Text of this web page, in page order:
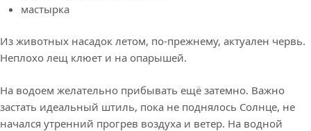
мастырка
Из животных насадок летом, по-прежнему, актуален червь.
Неплохо лещ клюет и на опарышей.
На водоем желательно прибывать ещё затемно. Важно
застать идеальный штиль, пока не поднялось Солнце, не
начался утренний прогрев воздуха и ветер. На водной